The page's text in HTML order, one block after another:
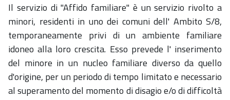
Il servizio di "Affido familiare" è un servizio rivolto a
minori, residenti in uno dei comuni dell' Ambito S/8,
temporaneamente privi di un ambiente familiare
idoneo alla loro crescita. Esso prevede l' inserimento
del minore in un nucleo familiare diverso da quello
d'origine, per un periodo di tempo limitato e necessario
al superamento del momento di disagio e/o di difficoltà